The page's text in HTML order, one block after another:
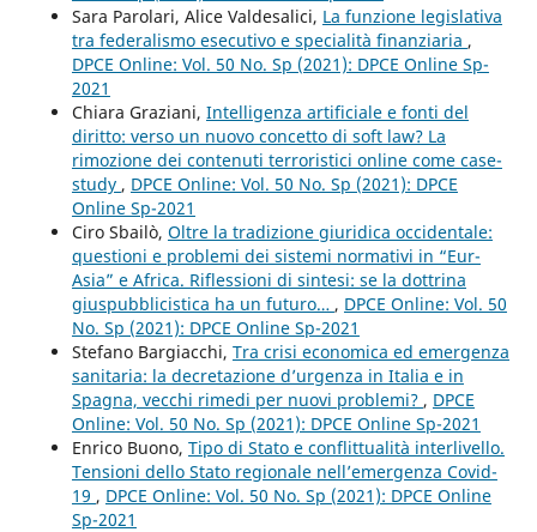
Sara Parolari, Alice Valdesalici, La funzione legislativa
tra federalismo esecutivo e specialità finanziaria ,
DPCE Online: Vol. 50 No. Sp (2021): DPCE Online Sp-
2021
Chiara Graziani, Intelligenza artificiale e fonti del
diritto: verso un nuovo concetto di soft law? La
rimozione dei contenuti terroristici online come case-
study , DPCE Online: Vol. 50 No. Sp (2021): DPCE
Online Sp-2021
Ciro Sbailò, Oltre la tradizione giuridica occidentale:
questioni e problemi dei sistemi normativi in “Eur-
Asia” e Africa. Riflessioni di sintesi: se la dottrina
giuspubblicistica ha un futuro… , DPCE Online: Vol. 50
No. Sp (2021): DPCE Online Sp-2021
Stefano Bargiacchi, Tra crisi economica ed emergenza
sanitaria: la decretazione d’urgenza in Italia e in
Spagna, vecchi rimedi per nuovi problemi? , DPCE
Online: Vol. 50 No. Sp (2021): DPCE Online Sp-2021
Enrico Buono, Tipo di Stato e conflittualità interlivello.
Tensioni dello Stato regionale nell’emergenza Covid-
19 , DPCE Online: Vol. 50 No. Sp (2021): DPCE Online
Sp-2021